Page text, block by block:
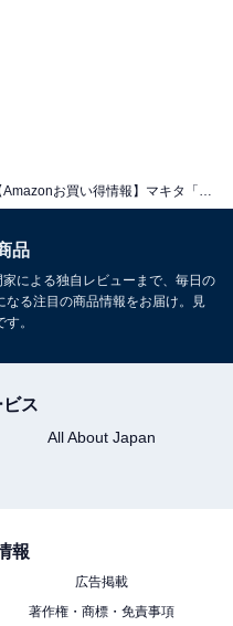
見る
ー 18V バッテリ・充電
品
による独自レビューまで、毎日の
なる注目の商品情報をお届け。見
。
ス
All About Japan
報
広告掲載
著作権・商標・免責事項